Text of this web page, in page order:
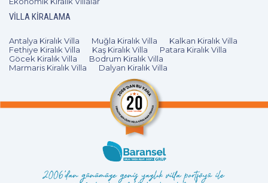
listeleme aşamasında beklentilerinizi tam
olarak karşılayacak özellikleri seçebilirsiniz.
Mesela özel havuzlu, bahçeli villa
seçeneklerini tercih edip kalabalığa
karışmadan özgürce hareket etme olanağına
kavuşabilirsiniz. Bodrum Turgutreis’teki
kiralık villalar, sahip oldukları özelliklerle
muhafazakâr tatil anlayışı kadar balayı
çiftleri için de uygun yapıdadır.
VILLA KIRALAMA
Antalya Kiralık Villa Muğla Kiralık Villa
Kalkan Kiralık Villa
Fethiye Kiralık Villa
Kaş Kiralık Villa
Patara Kiralık Villa
Göcek Kiralık Villa
Bodrum Kiralık Villa
Marmaris Kiralık Villa
Dalyan Kiralık Villa